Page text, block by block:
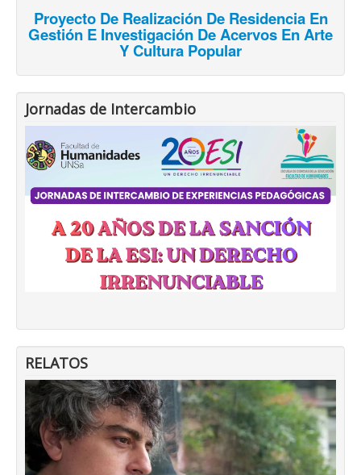
Proyecto De Realización De Residencia En
Gestión E Investigación De Acervos En Arte
Y Cultura Popular
Jornadas de Intercambio
RELATOS